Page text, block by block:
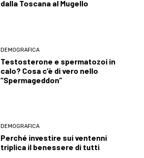
dalla Toscana al Mugello
DEMOGRAFICA
Testosterone e spermatozoi in
calo? Cosa c’è di vero nello
“Spermageddon”
DEMOGRAFICA
Perché investire sui ventenni
triplica il benessere di tutti